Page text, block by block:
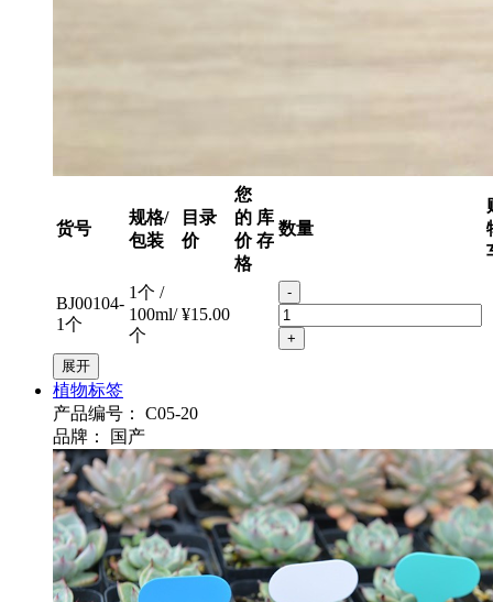
货号
规格/
包装
目录
价
您
的
价
格
库
存
数量
BJ00104-
1个
1个 /
100ml/
个
¥15.00
-
+
展开
植物标签
产品编号：
C05-20
品牌：
国产